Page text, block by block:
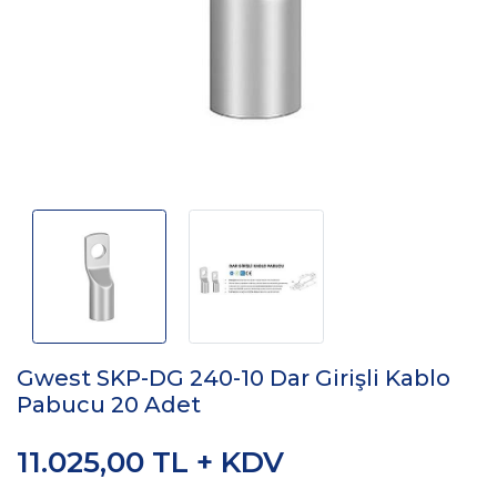
Gwest SKP-DG 240-10 Dar Girişli Kablo
Pabucu 20 Adet
11.025,00 TL + KDV